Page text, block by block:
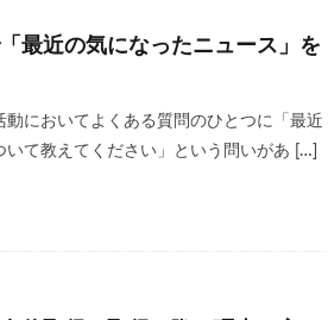
最近の気になったニュース」を
動においてよくある質問のひとつに「最近
いて教えてください」という問いがあ […]